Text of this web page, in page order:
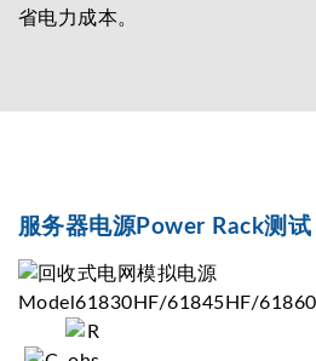
省电力成本。
服务器电源Power Rack测试